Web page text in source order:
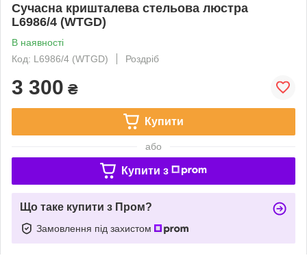
Сучасна кришталева стельова люстра
L6986/4 (WTGD)
В наявності
Код: L6986/4 (WTGD)
Роздріб
3 300 ₴
Купити
або
Купити з
Що таке купити з Пром?
Замовлення під захистом